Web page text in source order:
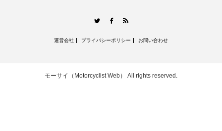
TwitterFacebook
運営会社 プライバシーポリシー お問い合わせ
モーサイ（Motorcyclist Web） All rights reserved.